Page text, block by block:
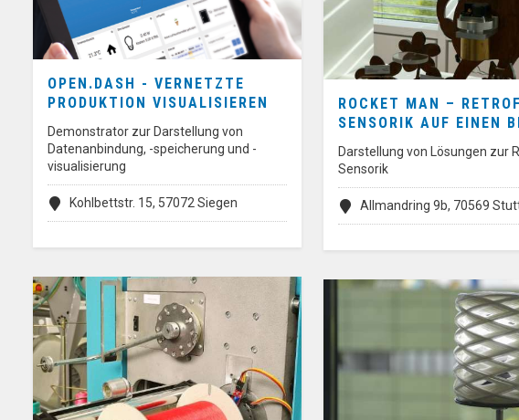
OPEN.DASH - VERNETZTE
PRODUKTION VISUALISIEREN
Demonstrator zur Darstellung von
Datenanbindung, -speicherung und -
visualisierung
Kohlbettstr. 15, 57072 Siegen
ROCKET MAN –
SENSORIK AUF EINEN
Darstellung von Lösungen zur
Sensorik
Allmandring 9b, 70569